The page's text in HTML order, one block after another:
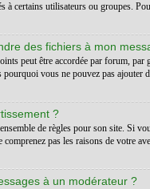
à certains utilisateurs ou groupes.
des fichiers à mon
peut être accordée par forum,
pourquoi vous ne pouvez pas
?
de règles pour son site. Si
pas les raisons de votre
à un modérateur ?